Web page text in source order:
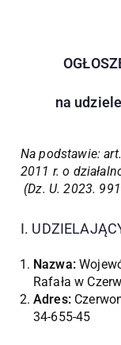
na
Na podstawie:
2011 r. o
(Dz. U. 2023.
I.
Nazwa:
Rafała w
Adres:
34-655-45